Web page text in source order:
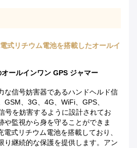
式リチウム電池を搭載したオールイ
ールインワン GPS ジャマー
な信号妨害器であるハンドヘルド信
、3G、4G、WiFi、GPS、
号を妨害するように設計されてお
や監視から身を守ることができま
式リチウム電池を搭載しており、
り継続的な保護を提供します。アン